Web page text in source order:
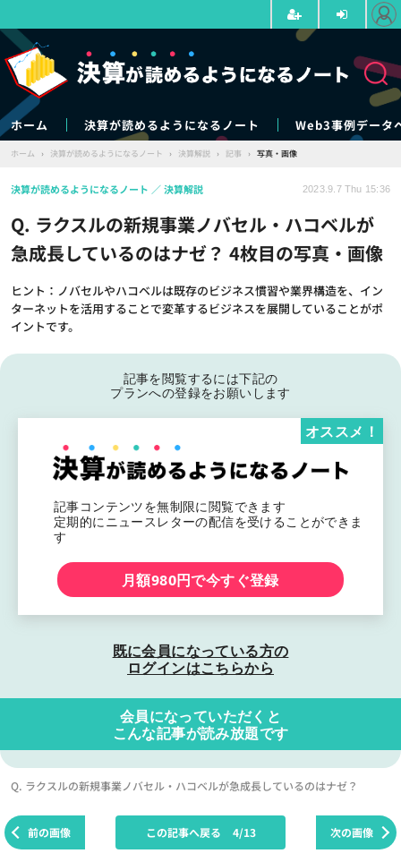
ホーム 決算が読めるようになるノート Web3事例データ
ホーム › 決算が読めるようになるノート › 決算解説 › 記事 › 写真・画像
Q. ラクスルの新規事業ノバセル・ハコベルが
急成長しているのはナゼ？ 4枚目の写真・画像
ヒント：ノバセルやハコベルは既存のビジネス慣習や業界構造を、イン
ターネットを活用することで変革するビジネスを展開していることがポ
イントです。
決算が読めるようになるノート 決算解説 2023.9.7 Thu 15:36
記事を閲覧するには下記の
プランへの登録をお願いします
記事コンテンツを無制限に閲覧できます
定期的にニュースレターの配信を受けることができま
す
オススメ！
月額980円で今すぐ登録
既に会員になっている方の
ログインはこちらから
会員になっていただくと
こんな記事が読み放題です
Q. ラクスルの新規事業ノバセル・ハコベルが急成長しているのはナゼ？
前の画像 次の画像
この記事へ戻る 4/13